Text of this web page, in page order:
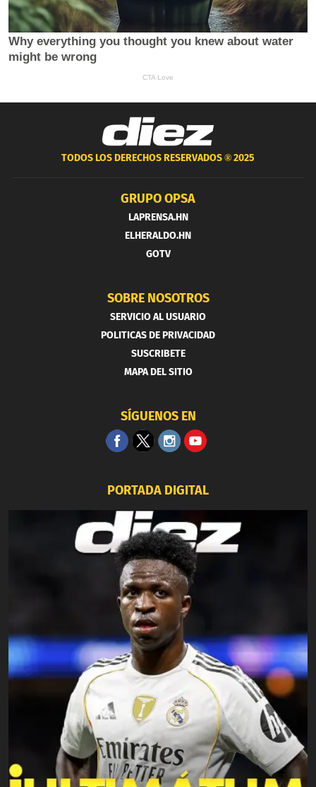
TODOS LOS DERECHOS RESERVADOS ®2025
GRUPO OPSA
LAPRENSA.HN
ELHERALDO.HN
GOTV
SOBRE NOSOTROS
SERVICIO AL USUARIO
POLITICAS DE PRIVACIDAD
SUSCRIBETE
MAPA DEL SITIO
SÍGUENOS EN
PORTADA DIGITAL